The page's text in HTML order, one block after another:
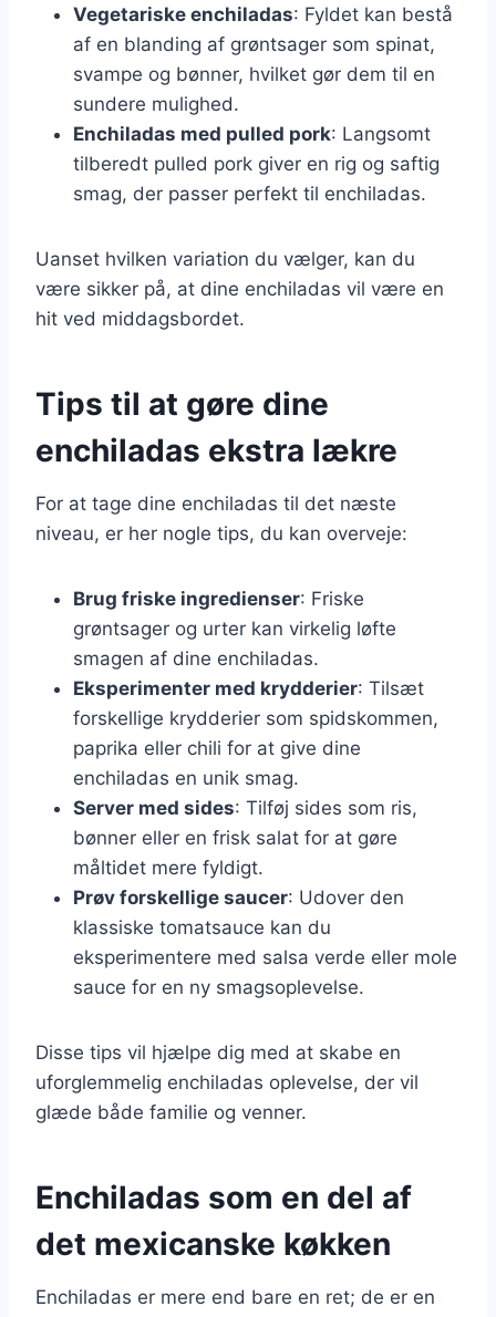
Vegetariske enchiladas: Fyldet kan bestå
af en blanding af grøntsager som spinat,
svampe og bønner, hvilket gør dem til en
sundere mulighed.
Enchiladas med pulled pork: Langsomt
tilberedt pulled pork giver en rig og saftig
smag, der passer perfekt til enchiladas.
Uanset hvilken variation du vælger, kan du
være sikker på, at dine enchiladas vil være en
hit ved middagsbordet.
Tips til at gøre dine
enchiladas ekstra lækre
For at tage dine enchiladas til det næste
niveau, er her nogle tips, du kan overveje:
Brug friske ingredienser: Friske
grøntsager og urter kan virkelig løfte
smagen af dine enchiladas.
Eksperimenter med krydderier: Tilsæt
forskellige krydderier som spidskommen,
paprika eller chili for at give dine
enchiladas en unik smag.
Server med sides: Tilføj sides som ris,
bønner eller en frisk salat for at gøre
måltidet mere fyldigt.
Prøv forskellige saucer: Udover den
klassiske tomatsauce kan du
eksperimentere med salsa verde eller mole
sauce for en ny smagsoplevelse.
Disse tips vil hjælpe dig med at skabe en
uforglemmelig enchiladas oplevelse, der vil
glæde både familie og venner.
Enchiladas som en del af
det mexicanske køkken
Enchiladas er mere end bare en ret; de er en